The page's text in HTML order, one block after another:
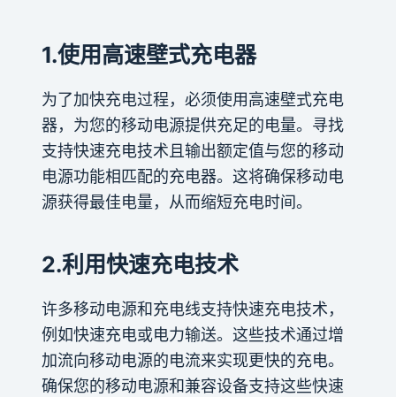
1.使用高速壁式充电器
为了加快充电过程，必须使用高速壁式充电
器，为您的移动电源提供充足的电量。寻找
支持快速充电技术且输出额定值与您的移动
电源功能相匹配的充电器。这将确保移动电
源获得最佳电量，从而缩短充电时间。
2.利用快速充电技术
许多移动电源和充电线支持快速充电技术，
例如快速充电或电力输送。这些技术通过增
加流向移动电源的电流来实现更快的充电。
确保您的移动电源和兼容设备支持这些快速